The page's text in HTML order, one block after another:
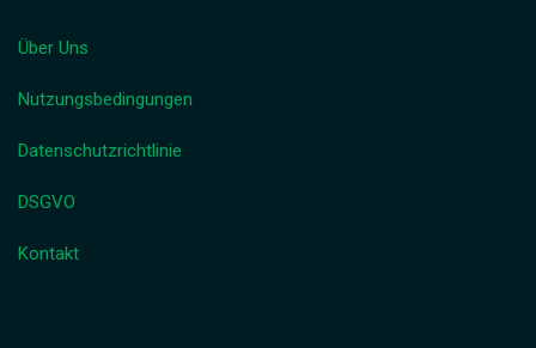
Über Uns
Nutzungsbedingungen
Datenschutzrichtlinie
DSGVO
Kontakt